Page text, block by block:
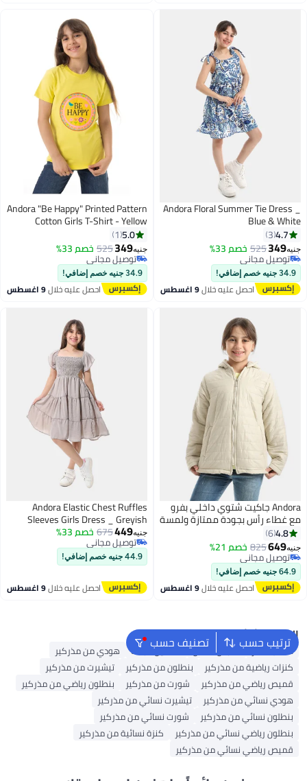
2
Andora Floral Summer Tie Dress _
Blue & White
4.7
3
جنيه349
525 خصم 33%
توصيل مجاني
توصيل مجاني
34.9 جنيه خصم إضافي!
احصل عليه خلال9 اغسطس
7
Andora "Be Happy" Printed Pattern
Cotton Girls T-Shirt - Yellow
5.0
1
جنيه349
525 خصم 33%
توصيل مجاني
توصيل مجاني
34.9 جنيه خصم إضافي!
احصل عليه خلال9 اغسطس
Andora جاكيت شتوي داخلي بفرو
مع غطاء رأس بجودة ممتازة ولمسة
أنيقة _ بيج فاتح
4.8
6
جنيه649
825 خصم 21%
توصيل مجاني
توصيل مجاني
64.9 جنيه خصم إضافي!
احصل عليه خلال9 اغسطس
3
Andora Elastic Chest Ruffles
Sleeves Girls Dress _ Greyish
Beige
جنيه449
675 خصم 33%
توصيل مجاني
توصيل مجاني
44.9 جنيه خصم إضافي!
احصل عليه خلال9 اغسطس
ترتيب حسب تصنيف حسب البحث الشائع
حقائب ظهر ملابس اطفال فساتين للبنات
هودي من مذركير
كنزات رياضية من مذركير
بنطلون من مذركير
تيشيرت من مذركير
قميص رياضي من مذركير
شورت من مذركير
بنطلون رياضي من مذركير
هودي نسائي من مذركير
تيشيرت نسائي من مذركير
بنطلون نسائي من مذركير
شورت نسائي من مذركير
بنطلون رياضي نسائي من مذركير
كنزة نسائية من مذركير
قميص رياضي نسائي من مذركير